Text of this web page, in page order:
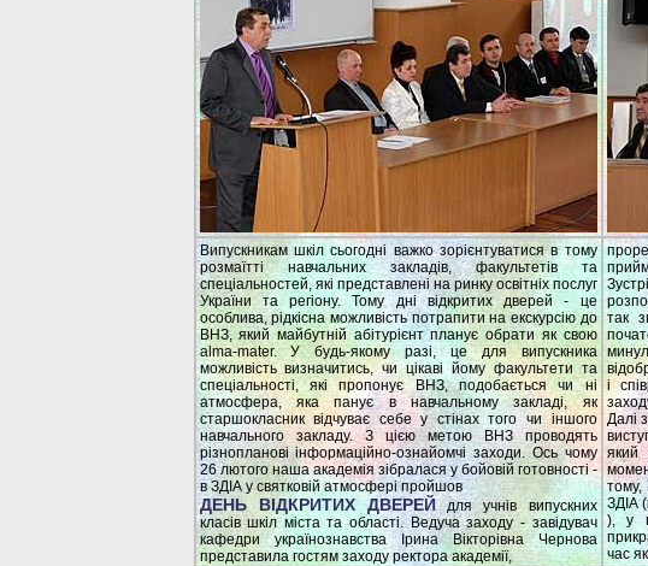
Випускникам шкіл сьогодні важко зорієнтуватися в тому
розмаїтті навчальних закладів, факультетів та
спеціальностей, які представлені на ринку освітніх послуг
України та регіону. Тому дні відкритих дверей - це
особлива, рідкісна можливість потрапити на екскурсію до
ВНЗ, який майбутній абітурієнт планує обрати як свою
alma-mater. У будь-якому разі, це для випускника
можливість визначитись, чи цікаві йому факультети та
спеціальності, які пропонує ВНЗ, подобається чи ні
атмосфера, яка панує в навчальному закладі, як
старшокласник відчуває себе у стінах того чи іншого
навчального закладу. З цією метою ВНЗ проводять
різнопланові інформаційно-ознайомчі заходи. Ось чому
26 лютого наша академія зібралася у бойовій готовності -
в ЗДІА у святковій атмосфері пройшов
ДЕНЬ ВІДКРИТИХ ДВЕРЕЙдля учнів випускних
класів шкіл міста та області. Ведуча заходу - завідувач
кафедри українознавства Ірина Вікторівна Чернова
представила гостям заходу ректора академії,
так
і
Далі
який
тому,
ЗДІА
), у
час